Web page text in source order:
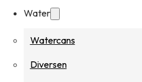
Water
Watercans
Diversen